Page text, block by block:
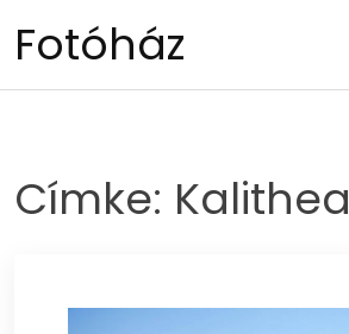
Fotóház
Címke: Kalithea